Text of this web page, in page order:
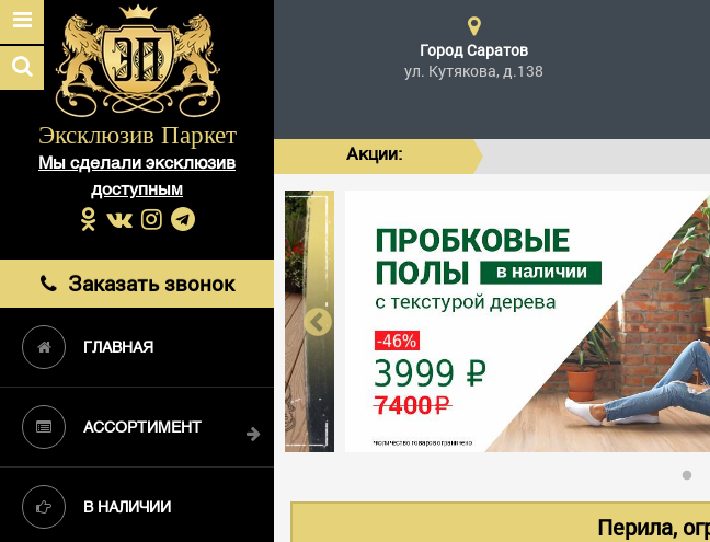
Эксклюзив Паркет
Мы сделали эксклюзив
доступным
Заказать звонок
ГЛАВНАЯ
АССОРТИМЕНТ
В НАЛИЧИИ
ГородСаратов
ул. Кутякова, д.138
Акции:
Перила,